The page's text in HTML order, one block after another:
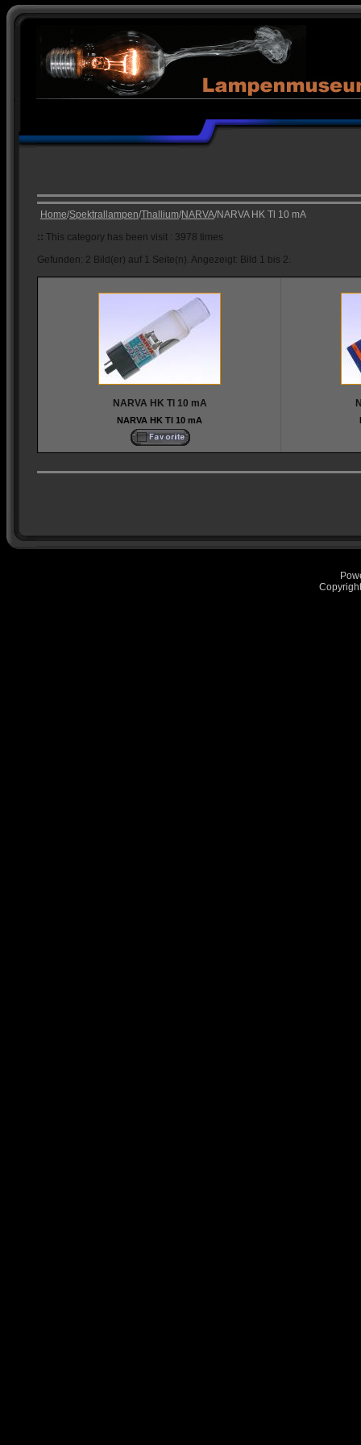
Home/Spektrallampen/Thallium/NARVA/NARVA HK Tl 10 mA
:: This category has been visit : 3978 times
Gefunden: 2 Bild(er) auf 1 Seite(n). Angezeigt: Bild 1 bis 2.
NARVA HK Tl 10 mA
NARVA HK Tl 10 mA